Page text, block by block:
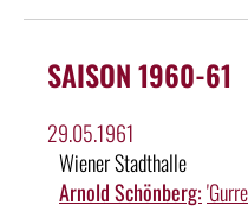
SAISON 1960-61
29.05.1961
Wiener Stadthalle
Arnold Schönberg: